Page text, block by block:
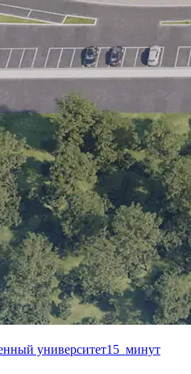
университет15 минут